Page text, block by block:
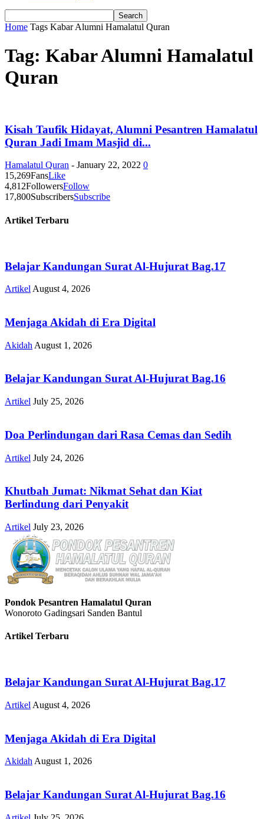
Home Tags Kabar Alumni Hamalatul Quran
Tag: Kabar Alumni Hamalatul
Quran
Kisah Taufik Hidayat, Alumni Pesantren Hamalatul
Quran Jadi Imam Masjid di...
Hamalatul Quran - January 22, 2022 0
15,269FansLike
4,812FollowersFollow
17,800SubscribersSubscribe
Artikel Terbaru
Belajar Kandungan Surat Al-Hujurat Bag.17
Artikel August 4, 2026
Menjaga Akidah di Era Digital
Akidah August 1, 2026
Belajar Kandungan Surat Al-Hujurat Bag.16
Artikel July 25, 2026
Doa Perlindungan dari Rasa Cemas dan Sedih
Artikel July 24, 2026
Khutbah Jumat: Nikmat Sehat dan Kiat
Berlindung dari Penyakit
Artikel July 23, 2026
Pondok Pesantren Hamalatul Quran
Wonoroto Gadingsari Sanden Bantul
Artikel Terbaru
Belajar Kandungan Surat Al-Hujurat Bag.17
Artikel August 4, 2026
Menjaga Akidah di Era Digital
AkidahAugust 1, 2026
Belajar Kandungan Surat Al-Hujurat Bag.16